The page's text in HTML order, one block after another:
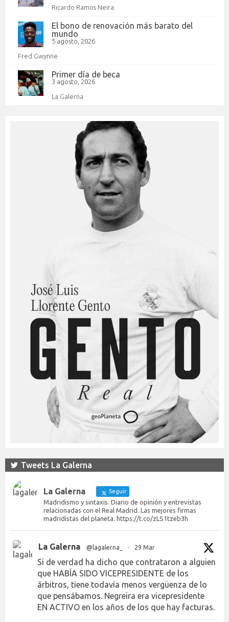
Ricardo Ramos Neira
El bono de renovación más barato del
mundo
5 agosto, 2026
Fred Gwynne
Primer día de beca
3 agosto, 2026
La Galerna
Tweets La Galerna
La Galerna Seguir
Madridismo y sintaxis. Diario de opinión y entrevistas
relacionadas con el Real Madrid. Las mejores firmas
madridistas del planeta. https://t.co/zLS1tzeb3h
La Galerna @lagalerna_ · 29 Mar
Si de verdad ha dicho que contrataron a alguien
que HABÍA SIDO VICEPRESIDENTE de los
árbitros, tiene todavía menos vergüenza de lo
que pensábamos. Negreira era vicepresidente
EN ACTIVO en los años de los que hay facturas.